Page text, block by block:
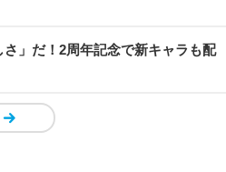
」だ！2周年記念で新キャラも配